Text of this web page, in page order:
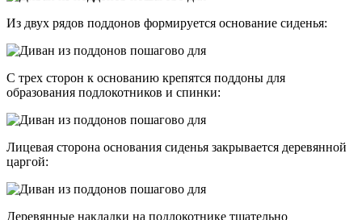
Из двух рядов поддонов формируется основание сиденья:
С трех сторон к основанию крепятся поддоны для
образования подлокотников и спинки:
Лицевая сторона основания сиденья закрывается деревянной
царгой:
Деревянные накладки на подлокотнике тщательно